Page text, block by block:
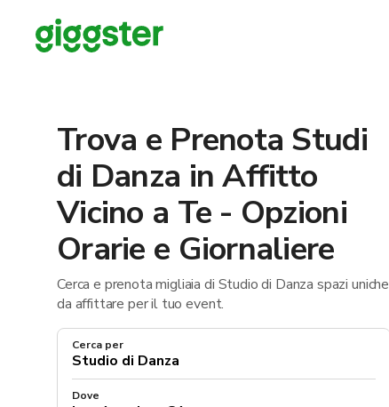
Trova e Prenota Studi
di Danza in Affitto
Vicino a Te - Opzioni
Orarie e Giornaliere
Cerca e prenota migliaia di Studio di Danza spazi uniche
da affittare per il tuo event.
Cerca per
Dove